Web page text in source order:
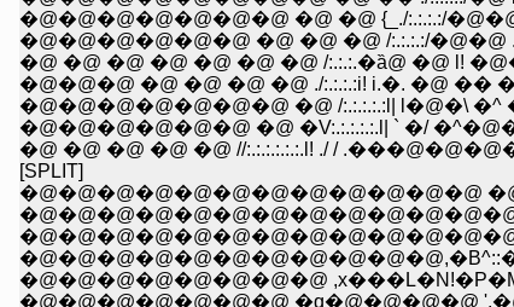
�@�@�@�@�@�@�@ �@ �@ {_./:.:.:.:/
�@�@�@�@�@�@ �@ �@ �@ /:.:.:.:/
�@ �@ �@ �@ �@ �@ �@ /:.:.:.�ȁ@ �@ l!
�@�@�@ �@ �@ �@ �@ ./:.:.:.:i! i.�. �@
�@�@�@�@�@�@�@ �@ /:.:.:.:.:l| l�@�\ �^
�@�@�@�@�@�@ �@ �V:.:.:.:.:.l| ` �/
�@ �@ �@ �@ �@ //:.:.:.:.:.:.l! ./ /
[SPLIT]
�@�@�@�@�@�@�@�@�@�@�@�@
�@�@�@�@�@�@�@�@
�@�@�@�@�@�@�@ �q�@�@�@�@